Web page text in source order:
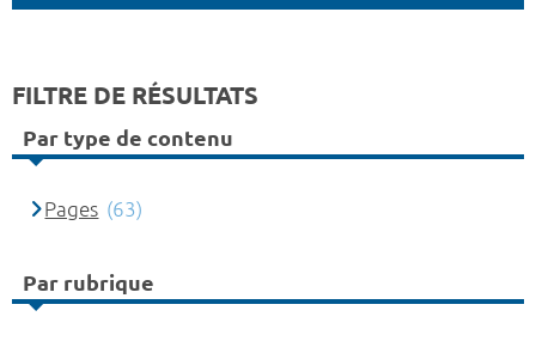
FILTRE DE RÉSULTATS
Par type de contenu
Pages (63)
Par rubrique